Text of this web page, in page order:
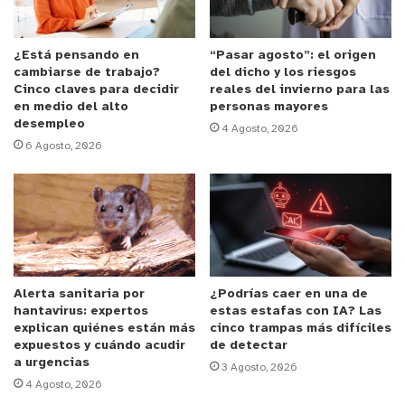
hemiciclo de la Sala, demuestra que el cuidado de
los adultos mayores es un preocupación de todos, y
que las medidas de cuidados en los centros de
larga estadía se debieron tomar con más prontitud
y así evitar las muertes que afectaron no solo a
estos dos centros en nuestra región, sino a varios
en diferentes puntos del país”.
La moción también solicita al Ejecutivo un informe
sobre la tasa de letalidad y contagio con Covid-19
que han presentado los mencionados centros,
informando las medidas concretas adoptadas.
y tú, ¿qué opinas?
¿Está pensando en
cambiarse de trabajo?
Cinco claves para decidir
en medio del alto
desempleo
6 Agosto, 2026
“Pasar agosto”: el origen
del dicho y los riesgos
reales del invierno para las
personas mayores
4 Agosto, 2026
Alerta sanitaria por
hantavirus: expertos
explican quiénes están más
expuestos y cuándo acudir
a urgencias
4 Agosto, 2026
¿Podrías caer en una de
estas estafas con IA? Las
cinco trampas más difíciles
de detectar
3 Agosto, 2026